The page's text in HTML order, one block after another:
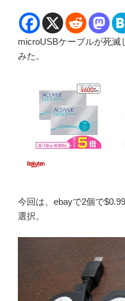
microUSBケーブルが死滅
みた。
今回は、ebayで2個で
選択。